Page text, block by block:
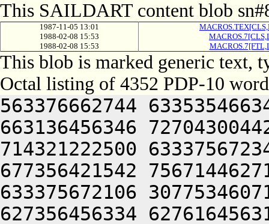
This SAILDART content blob
1987-11-05 13:01
1988-02-08 15:53
1988-02-08 15:53
This blob is marked generic text,
Octal listing of 4352 PDP-10
563376662744 633535466344 727314520140 703501505270 663136456346 727043004422 227476561346 617455170350 714321222500 633375672346 064241505270 623134656214 677356421542 756714462714 563354574350 756714664760 633375672106 307753460714 723136260746 717234767332 627356456334 627616456314 677356421542 770321256310 627153463322 743155767350 215437356314 677356462322 667135631506 305726070350 563155767350 623235562734 321066136540 703517606424 563114563270 717064075746 617035462710 770321206424 563314572270 667201120270 667034771750 627415060730 630221156310 627153466722 045004075670 667034771750 627406177032 052714462714 563335164500 756715560716 717514570144 770221156310 627153466722 647224075670 667034771750 627406377032 050321256310 627153462312 633334572320 677117362312 633334572320 677117606424 563114563270 466372035366 467136460532 477055262706 721012071336 723374367730 353741505270 623134656206 462372375606 677335567734 202315171740 202374265312 617504051762 717514566774 064253462312 632711751766 477055262706 721012374746 723135577032 052714462714 563054563722 672235570330 473376462432 053673461312 637235663744 677536056302 623554167306 626716264716 643516365722 701006370306 563034473302 673074556330 627156471726 647404031740 614321275670 613144044732 703314566712 673514172322 677344047336 723127220374 563556272730 625016764710 723206070350 203114570350 641006570350 563214664730 563056262702 657741505270 623134656312 673111166740 662355772312 756716060744 563135662316 713376570374 064241505032 052714462714 563054563722 672514571332 473376462432 053673461312 637235663744 677536056302 623554167306 626716264716 643516365722 701006270306 563034473302 673074556330 627156471726 647404031340 614321275670 613144052312 713335167336 663374774500 473376462564 203753464314 647313461344 627035377032 052714462714 563135662250 627455547336 723137356340 607453462734 623176267752 703741505032 052715167340 727504061732 633375672032 051133464734 703536420302 667155767350 064241505270 673136764714 202715163350 720321256334 627575163100 563234661314 064253467312 737234620270 647156370320 745013471740 643634660730 717121505032 052714462714 563514567340 677235672032 053673466312 722714264750 563416261322 723135606424 563314572270 613054656340 713054566312 733135606424 563114563270 713337356314 607326056340 713336462734 563514574350 633375672156 563335172312 671013472312 743514667734 721613471762 723135620270 723514660730 717133461314 633035471712 771121505270 623134656304 633673463302 665513470344 613514567270 723137072314 677356433670 613335172312 672716462760 723155767350 342714271762 723135656350 723154166346 626714263350 713534577112 064253462312 632715172366 563154166552 563416264750 627353472312 743514667734 721573466722 723135620270 723137072314 677356434270 717636462734 202716472314 607316362670 613154660730 717137622432 052714462714 563516475670 617036467750 643136271670 633035533270 663175664734 626716462760 723155767350 336715564750 627353472312 743514667734 721613471762 723135656350 723516272712 563054663302 663474577112 064253472312 743514667734 721407556340 713336462734 202716361744 647416463336 673506036670 703455571712 733135620270 717076264740 723474371322 703514667734 721407556340 713334664754 624321256350 627616463336 673506136670 667236462734 201013471706 713236072314 677356430572 563335171712 733135620100 563474371322 703516361744 647416463336 673506136670 667234664754 624321256350 627616463336 673506236670 717636462734 201013471706 713236072314 677356431172 563477171712 733135620100 563474371322 703516361744 647416463336 673506236670 717634664754 624321256350 627616463336 673506436670 703454272312 671013471706 713236072314 677356432172 563416261346 627554567022 064253472312 743514667734 721527556340 713236462734 202716361744 647416463336 673506536670 703455171712 733135606424 563514574350 633375672154 366715463734 647354506424 563054171712 663235662746 657236020142 307416456344 664321277032 050321256310 627153462730 627554567340 677235672032 053673466312 722714264750 563416261322 627314573312 670321256330 627513461304 632716071304 723574566354 624321256310 627153471332 755121505270 633035530270 703455562730 627554567270 723137072314 677356433670 667234566312 733135620270 723137072314 677356434270 717634566312 733135620270 723514660730 717133461314 633035471712 771121505270 623134656304 633664506424 563154166550 563416261312 663136662734 563514574350